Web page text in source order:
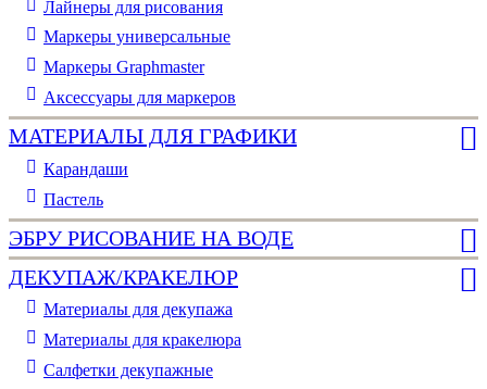
Лайнеры для рисования
Маркеры универсальные
Маркеры Graphmaster
Аксессуары для маркеров
МАТЕРИАЛЫ ДЛЯ ГРАФИКИ
Карандаши
Пастель
ЭБРУ РИСОВАНИЕ НА ВОДЕ
ДЕКУПАЖ/КРАКЕЛЮР
Материалы для декупажа
Материалы для кракелюра
Cалфетки декупажные